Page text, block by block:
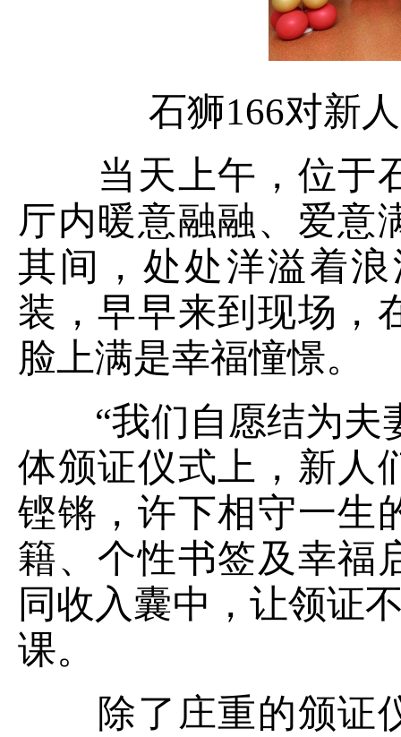
石狮166对新
当天上午，位于石
厅内暖意融融、爱意
其间，处处洋溢着
装，早早来到现场，
脸上满是幸福憧憬。
“我们自愿结为夫
体颁证仪式上，新人
铿锵，许下相守一生
籍、个性书签及幸福
同收入囊中，让领证
课。
除了庄重的颁证仪